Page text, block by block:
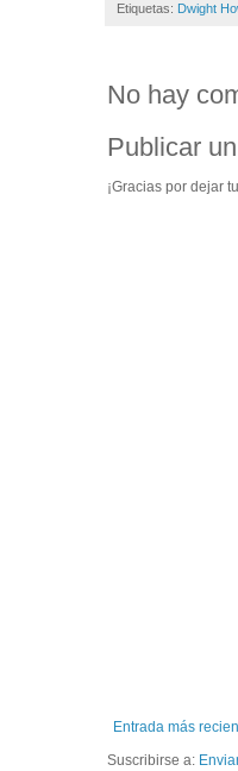
Etiquetas: Dwight
No hay
Publicar
¡Gracias por dejar
Entrada más
Suscribirse a: